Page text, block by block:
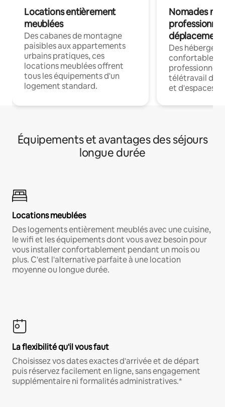
Locations entièrement
meublées
Des cabanes de montagne
paisibles aux appartements
urbains pratiques, ces
locations meublées offrent
tous les équipements d'un
logement standard.
Nomades
déplacement
Des
confortables
professionnels
télétravail
et d'espaces
Équipements et avantages des séjours
longue durée
Locations meublées
Des logements entièrement meublés avec une cuisine,
le wifi et les équipements dont vous avez besoin pour
vous installer confortablement pendant un mois ou
plus. C'est l'alternative parfaite à une location
moyenne ou longue durée.
La flexibilité qu'il vous faut
Choisissez vos dates exactes d'arrivée et de départ
puis réservez facilement en ligne, sans engagement
supplémentaire ni formalités administratives.*